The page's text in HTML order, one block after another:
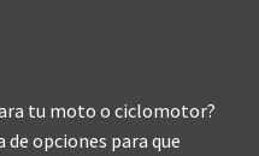
tu moto o ciclomotor?
opciones para que